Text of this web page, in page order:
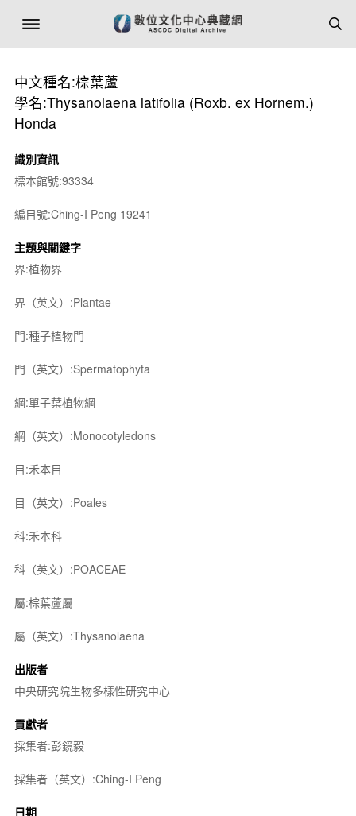
中文種名:棕葉蘆
學名:Thysanolaena latifolia (Roxb. ex Hornem.)
Honda
識別資訊
標本館號:93334
編目號:Ching-I Peng 19241
主題與關鍵字
界:植物界
界（英文）:Plantae
門:種子植物門
門（英文）:Spermatophyta
綱:單子葉植物綱
綱（英文）:Monocotyledons
目:禾本目
目（英文）:Poales
科:禾本科
科（英文）:POACEAE
屬:棕葉蘆屬
屬（英文）:Thysanolaena
出版者
中央研究院生物多樣性研究中心
貢獻者
採集者:彭鏡毅
採集者（英文）:Ching-I Peng
日期